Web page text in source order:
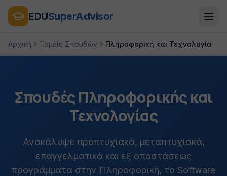
EDUSuperAdvisor
Αρχική Τομείς Σπουδών Πληροφορική και Τεχνολογία
Σπουδές Πληροφορικής και
Τεχνολογίας
Ανακάλυψε προπτυχιακά, μεταπτυχιακά,
επαγγελματικά και εξ αποστάσεως
προγράμματα στην Πληροφορική, το Software